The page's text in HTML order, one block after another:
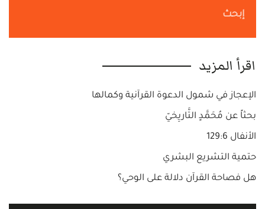
إبحث
اقرأ المزيد
الإعجاز في شمول الدعوة القرآنية وكمالها
بحثاً عن مُحَمَّدٍ التَّاريِخيّ
الأنفال 129:6
حتمية التشريع البشري
هل فصاحة القرآن دلالة على الوحي؟